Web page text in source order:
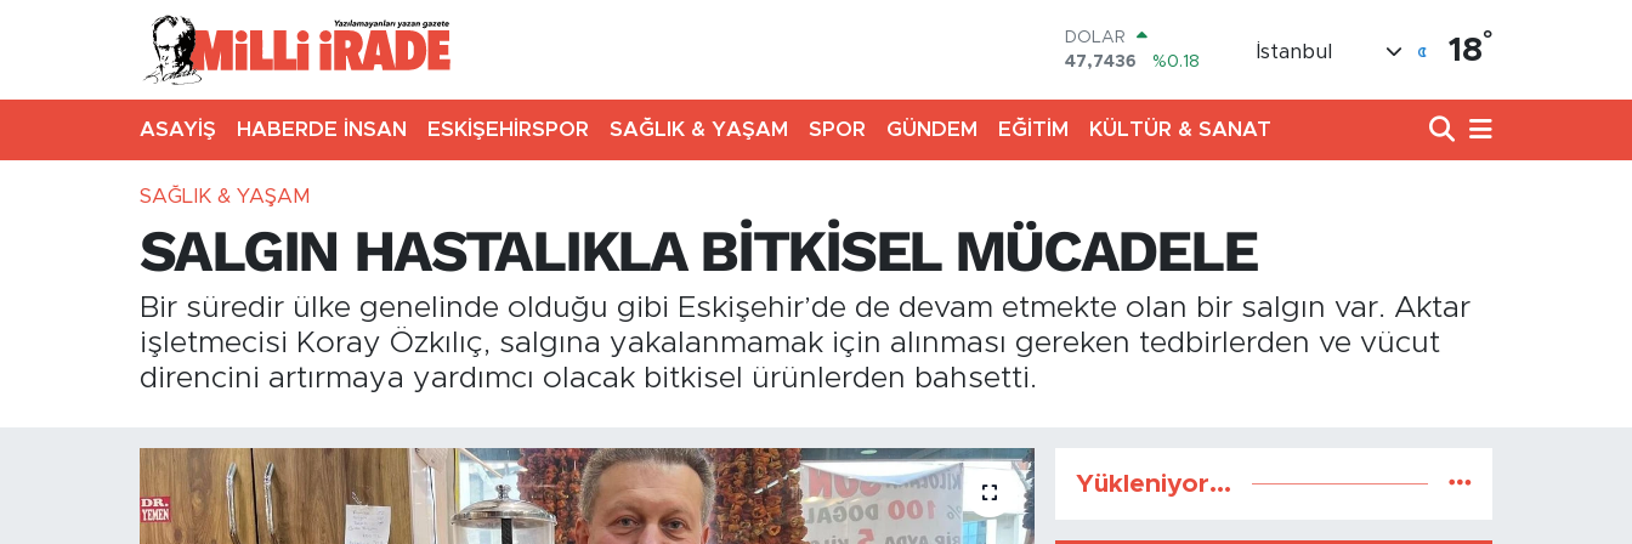
DOLAR
47,7436
%0.18
STERLİN
64,4811
%0.38
BİST100
13.779
%-14
64.960,21
%0.87
İstanbul 18°
ASAYİŞ HABERDE İNSAN ESKİŞEHİRSPOR SAĞLIK & YAŞAM SPOR GÜNDEM EĞİTİM KÜLTÜR & SANAT
SAĞLIK & YAŞAM
SALGIN HASTALIKLA BİTKİSEL MÜCADELE
Bir süredir ülke genelinde olduğu gibi Eskişehir’de de devam etmekte olan bir salgın var. Aktar
işletmecisi Koray Özkılıç, salgına yakalanmamak için alınması gereken tedbirlerden ve vücut
direncini artırmaya yardımcı olacak bitkisel ürünlerden bahsetti.
Yükleniyor...